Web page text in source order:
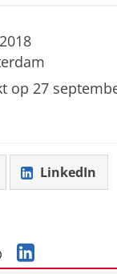
op 27
LinkedIn
i